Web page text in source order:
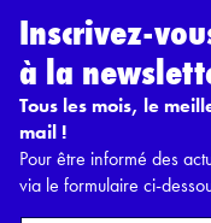
Inscrivez-
à la
Tous les mois, le
mail !
Pour être informé des
via le formulaire ci-